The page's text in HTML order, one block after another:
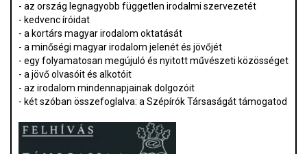
- az ország legnagyobb független irodalmi szervezetét
- kedvenc íróidat
- a kortárs magyar irodalom oktatását
- a minőségi magyar irodalom jelenét és jövőjét
- egy folyamatosan megújuló és nyitott művészeti közösséget
- a jövő olvasóit és alkotóit
- az irodalom mindennapjainak dolgozóit
- két szóban összefoglalva: a Szépírók Társaságát támogatod